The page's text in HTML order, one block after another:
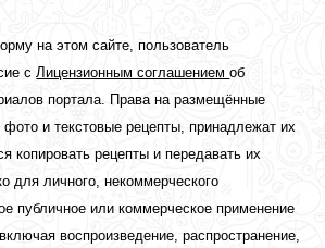
на этом сайте, пользователь
сЛицензионным соглашениемоб
портала. Права на размещённые
и текстовые рецепты, принадлежат их
копировать рецепты и передавать их
для личного, некоммерческого
публичное или коммерческое применение
воспроизведение, распространение,